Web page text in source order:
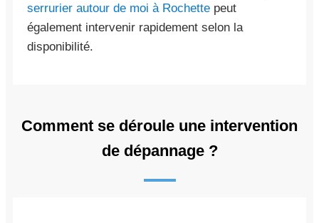
serrurier autour de moi à Rochette peut
également intervenir rapidement selon la
disponibilité.
Comment se déroule une intervention
de dépannage ?